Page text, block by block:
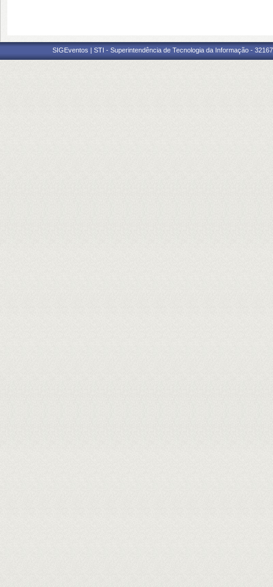
SIGEventos | STI - Superintendência de Tecnologia da Informação -